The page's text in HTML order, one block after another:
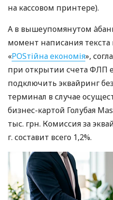
на кассовом принтере).
А в вышеупомянутом
момент написания
«POSтійна економія»,
при открытии счета ФЛП
подключить эквайринг
терминал в случае
бизнес-картой Голубая
тыс. грн. Комиссия за
г. составит всего 1,2%.